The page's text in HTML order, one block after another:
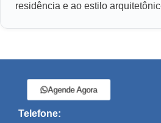
residência e ao estilo
Agende Agora
Telefone: